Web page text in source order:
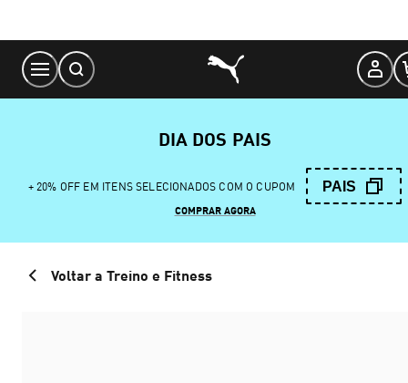
Content
DIA DOS PAIS
+ 20% OFF EM ITENS SELECIONADOS COM O CUPOM PAIS
COMPRAR AGORA
Voltar a Treino e Fitness